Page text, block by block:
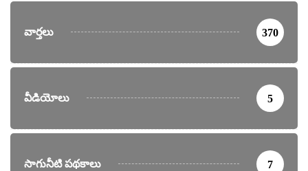
వార్తలు 370
వీడియోలు 5
సాగునీటి పథకాలు 7